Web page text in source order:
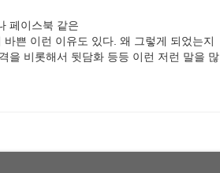
페이스북 같은
쁜 이런 이유도 있다. 왜 그렇게 되었는지
을 비롯해서 뒷담화 등등 이런 저런 말을 많